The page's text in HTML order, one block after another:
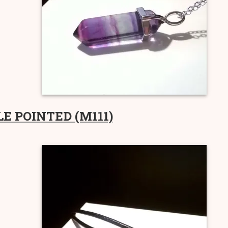
POINTED (M111)